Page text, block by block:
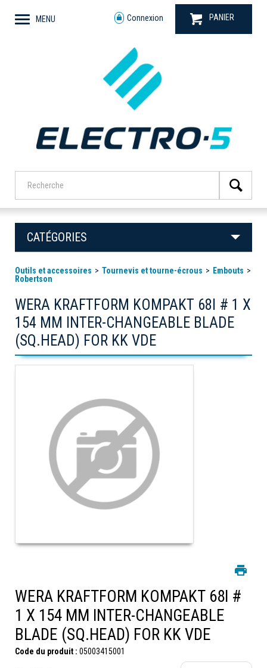
MENU Connexion PANIER
CATÉGORIES
Outils et accessoires Tournevis et tourne-écrous
Embouts
Robertson
WERA KRAFTFORM KOMPAKT 68I # 1 X
154 MM INTER-CHANGEABLE BLADE
(SQ.HEAD) FOR KK VDE
WERA KRAFTFORM KOMPAKT 68I #
1 X 154 MM INTER-CHANGEABLE
BLADE (SQ.HEAD) FOR KK VDE
Code du produit : 05003415001